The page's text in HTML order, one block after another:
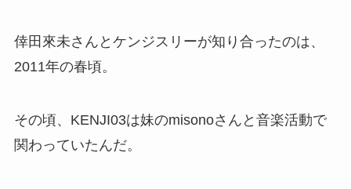
倖田來未さんとケンジスリーが知り合ったのは、
2011年の春頃。
その頃、KENJI03は妹のmisonoさんと音楽活動で
関わっていたんだ。